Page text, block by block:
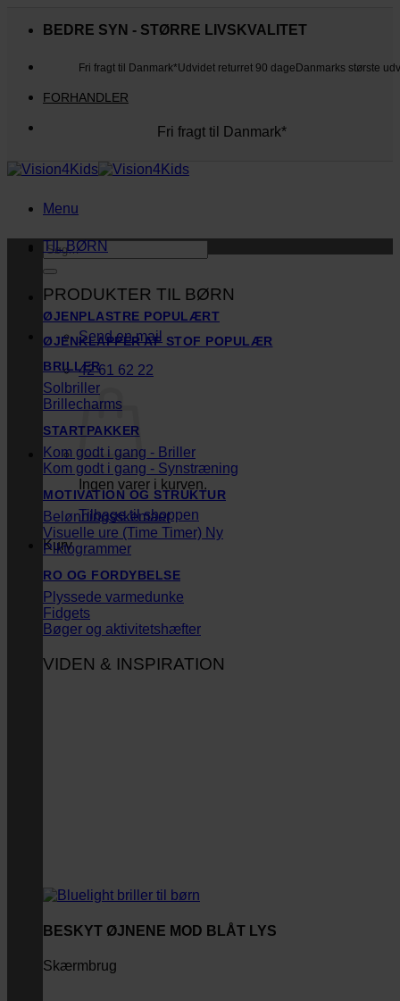
BEDRE SYN - STØRRE LIVSKVALITET
Fri fragt til Danmark*Udvidet returret 90 dage Danmarks største
FORHANDLER
Fri fragt til Danmark*
Menu
Søg
efter:
Send en mail
42 61 62 22
Ingen varer i kurven.
Tilbage til shoppen
Kurv
TIL BØRN
PRODUKTER TIL BØRN
ØJENPLASTRE
ØJENKLAPPER AF STOF
BRILLER
Solbriller
Brillecharms
STARTPAKKER
Kom godt i gang - Briller
Kom godt i gang - Synstræning
MOTIVATION OG STRUKTUR
Belønningsskemaer
Visuelle ure (Time Timer)
Piktogrammer
RO OG FORDYBELSE
Plyssede varmedunke
Fidgets
Bøger og aktivitetshæfter
VIDEN & INSPIRATION
BESKYT ØJNENE MOD BLÅT LYS
Skærmbrug